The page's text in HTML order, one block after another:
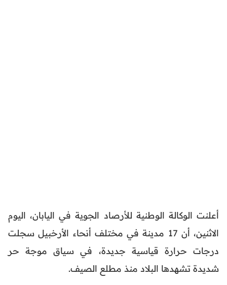
أعلنت الوكالة الوطنية للأرصاد الجوية في اليابان، اليوم
الاثنين، أن 17 مدينة في مختلف أنحاء الأرخبيل سجلت
درجات حرارة قياسية جديدة، في سياق موجة حر
شديدة تشهدها البلاد منذ مطلع الصيف.